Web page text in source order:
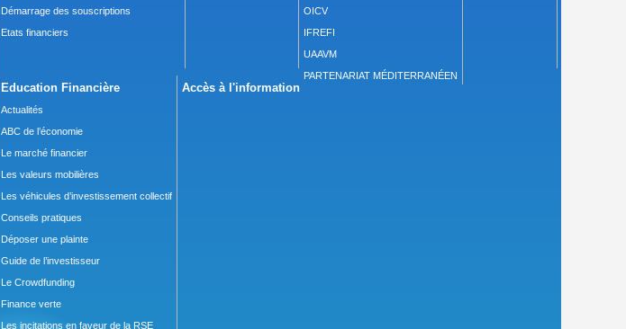
Démarrage des souscriptions
Etats financiers
OICV
IFREFI
UAAVM
PARTENARIAT MÉDITERRANÉEN
Education Financière
Actualités
ABC de l’économie
Le marché financier
Les valeurs mobilières
Les véhicules d’investissement collectif
Conseils pratiques
Déposer une plainte
Guide de l’investisseur
Le Crowdfunding
Finance verte
Les incitations en faveur de la RSE
Accès à l'information